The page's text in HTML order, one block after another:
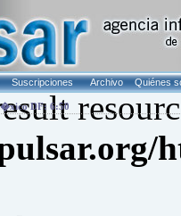
Suscripciones Archivo Quiénes
DF: 6:50